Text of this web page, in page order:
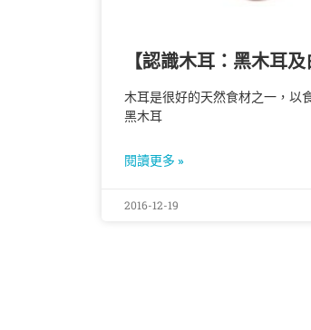
【認識木耳：黑木耳及
木耳是很好的天然食材之一，以
黑木耳
閱讀更多 »
2016-12-19